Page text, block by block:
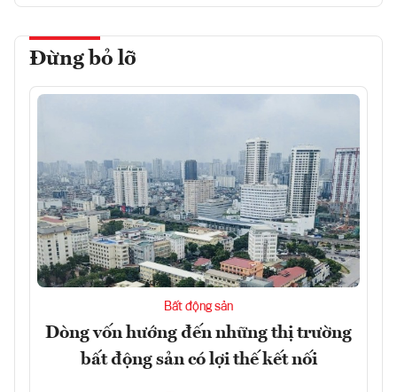
Đừng bỏ lỡ
Bất động sản
Dòng vốn hướng đến những thị trường
bất động sản có lợi thế kết nối